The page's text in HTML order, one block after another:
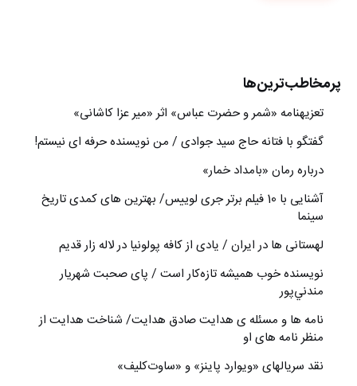
پرمخاطب‌ترین‌ها
تعزیه‎نامه‏ «شمر و حضرت عباس» اثر «میر عزا کاشانی»
گفتگو با فتانه حاج سید جوادی / من نویسنده حرفه ای نیستم!
درباره رمان «بامداد خمار»
آشنایی با 10 فیلم برتر جری لوییس/ بهترین های کمدی تاریخ
سینما
لهستانی ها در ایران / یادی از کافه پولونیا در لاله زار قدیم
نويسنده خوب هميشه تازه‌كار است / پای صحبت شهريار
مندني‌پور
نامه ها و مسئله ی هدایت صادق هدایت/ شناخت هدایت از
منظر نامه های او
نقد سریالهای «ویوارد پاینز» و «ساوت‌کلیف»